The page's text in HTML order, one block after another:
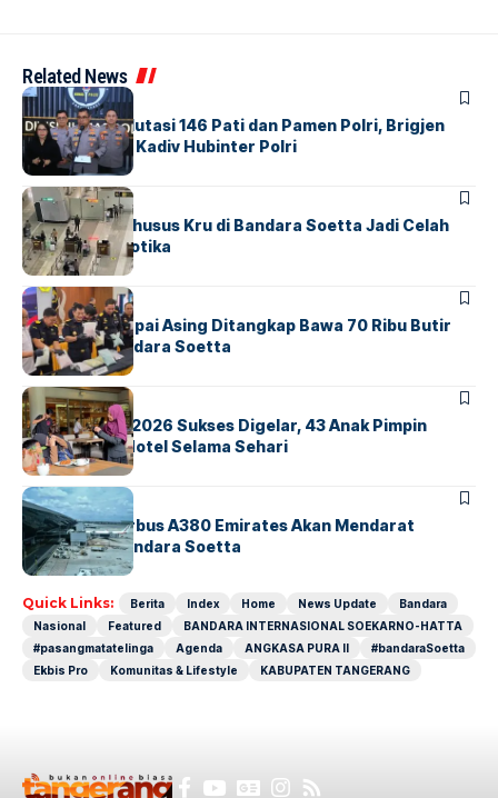
Related News
BERITA
Mabes Polri Mutasi 146 Pati dan Pamen Polri, Brigjen
Untung Jabat Kadiv Hubinter Polri
BANDARABERITA
Ketika Jalur Khusus Kru di Bandara Soetta Jadi Celah
Sindikat Narkotika
BANDARA BERITA
Kopilot Maskapai Asing Ditangkap Bawa 70 Ribu Butir
Ekstasi di Bandara Soetta
BERITAINDEX
GM For A Day 2026 Sukses Digelar, 43 Anak Pimpin
Operasional Hotel Selama Sehari
BANDARA BERITA
8 Agustus, Airbus A380 Emirates Akan Mendarat
Perdana di Bandara Soetta
Quick Links: Berita Index Home News Update
Bandara
Nasional
Featured
BANDARA INTERNASIONAL SOEKARNO-HATTA
#pasangmatatelinga
Agenda ANGKASA PURA II
#bandaraSoetta
Ekbis Pro
Komunitas & Lifestyle KABUPATEN TANGERANG